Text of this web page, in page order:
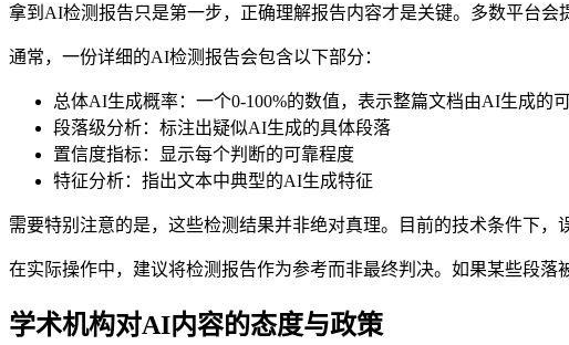
拿到AI检测报告只是第一步，正确理解报告内容才是关键。多数平台
通常，一份详细的AI检测报告会包含以下部分：
总体AI生成概率：一个0-100%的数值，表示整篇文档由AI生成的
段落级分析：标注出疑似AI生成的具体段落
置信度指标：显示每个判断的可靠程度
特征分析：指出文本中典型的AI生成特征
需要特别注意的是，这些检测结果并非绝对真理。目前的技术条件下
在实际操作中，建议将检测报告作为参考而非最终判决。如果某些段
学术机构对AI内容的态度与政策